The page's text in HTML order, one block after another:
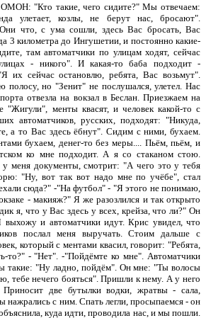
"Кто такие, чего сидите?" Мы отвечаем:
улетает, козлы, не берут нас, бросают".
что, с ума сошли, здесь Вас бросать, Вас
3 километра до Ингушетии, и постоянно какие-
там автоматчики по улицам ходят, сейчас
- никого". И какая-то баба подходит -
их сейчас остановлю, ребята, Вас возьмут".
но "Зенит" не послушался, улетел. Нас
отвезла на вокзал в Беслан. Приезжаем на
"Жигули", менты квасят, и человек какой-то с
автоматчиков, русских, подходят: "Никуда,
а то Вас здесь ёбнут". Сидим с ними, бухаем.
бухаем, денег-то без меры.... Пьём, пьём, и
ко мне подходит. А я со стаканом стою.
меня документы, смотрит: "А чего это у тебя
"Ну, вот так вот надо мне по учёбе", стал
сюда?" -"На футбол" - "Я этого не понимаю,
- макияж?" Я же разозлился и так открыто
я, что у Вас здесь у всех, крейза, что ли?" Он
и автоматчики идут. Крис увидел, что
послал меня выручать. Стоим дальше с
который с ментами квасил, говорит: "Ребята,
то?" - "Нет". -"Пойдёмте ко мне". Автоматчики
такие: "Ну ладно, пойдём". Он мне: "Ты волосы
тебе нечего бояться". Пришли к нему. А у него
две бутылки водки, жратвы - сала,
нажрались с ним. Спать легли, просыпаемся - он
куда идти, проводила нас, и мы пошли.